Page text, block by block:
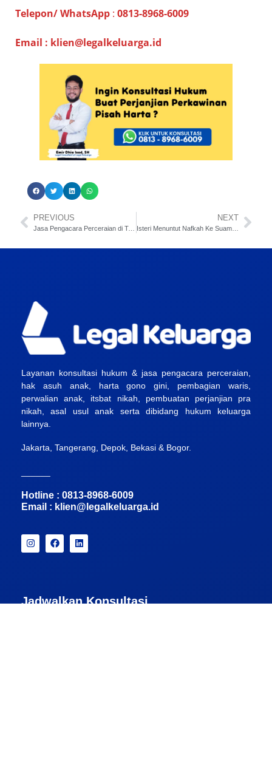
Telepon/ WhatsApp : 0813-8968-6009
Email : klien@legalkeluarga.id
PREVIOUS
Jasa Pengacara Perceraian di Tangerang
NEXT
Isteri Menuntut Nafkah Ke Suami Yang Tidak Datang Sidang Cerai
Layanan konsultasi hukum & jasa pengacara perceraian,
hak asuh anak, harta gono gini, pembagian waris,
perwalian anak, itsbat nikah, pembuatan perjanjian pra
nikah, asal usul anak serta dibidang hukum keluarga
lainnya.
Jakarta, Tangerang, Depok, Bekasi & Bogor.
Hotline : 0813-8968-6009
Email : klien@legalkeluarga.id
Jadwalkan Konsultasi